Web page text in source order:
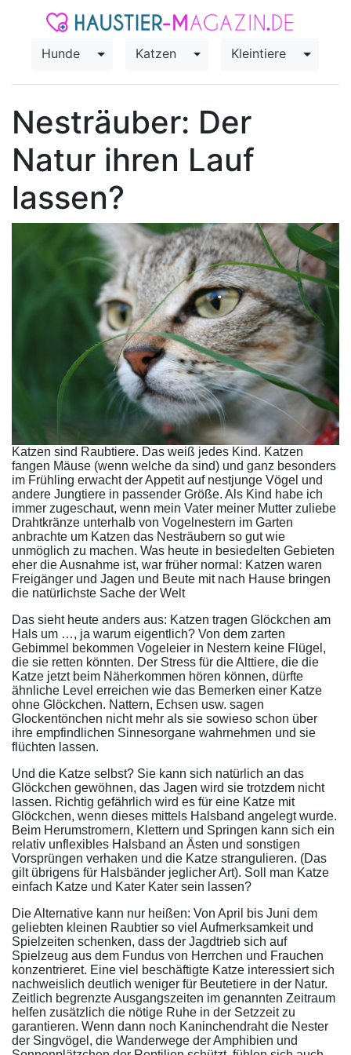
Hunde Toggle Dropdown
Katzen Toggle Dropdown
Kleintiere Toggle
Nesträuber: Der
Natur ihren Lauf
lassen?
Katzen sind Raubtiere. Das weiß jedes Kind. Katzen
fangen Mäuse (wenn welche da sind) und ganz besonders
im Frühling erwacht der Appetit auf nestjunge Vögel und
andere Jungtiere in passender Größe. Als Kind habe ich
immer zugeschaut, wenn mein Vater meiner Mutter zuliebe
Drahtkränze unterhalb von Vogelnestern im Garten
anbrachte um Katzen das Nesträubern so gut wie
unmöglich zu machen. Was heute in besiedelten Gebieten
eher die Ausnahme ist, war früher normal: Katzen waren
Freigänger und Jagen und Beute mit nach Hause bringen
die natürlichste Sache der Welt
Das sieht heute anders aus: Katzen tragen Glöckchen am
Hals um …, ja warum eigentlich? Von dem zarten
Gebimmel bekommen Vogeleier in Nestern keine Flügel,
die sie retten könnten. Der Stress für die Alttiere, die die
Katze jetzt beim Näherkommen hören können, dürfte
ähnliche Level erreichen wie das Bemerken einer Katze
ohne Glöckchen. Nattern, Echsen usw. sagen
Glockentönchen nicht mehr als sie sowieso schon über
ihre empfindlichen Sinnesorgane wahrnehmen und sie
flüchten lassen.
Und die Katze selbst? Sie kann sich natürlich an das
Glöckchen gewöhnen, das Jagen wird sie trotzdem nicht
lassen. Richtig gefährlich wird es für eine Katze mit
Glöckchen, wenn dieses mittels Halsband angelegt wurde.
Beim Herumstromern, Klettern und Springen kann sich ein
relativ unflexibles Halsband an Ästen und sonstigen
Vorsprüngen verhaken und die Katze strangulieren. (Das
gilt übrigens für Halsbänder jeglicher Art). Soll man Katze
einfach Katze und Kater Kater sein lassen?
Die Alternative kann nur heißen: Von April bis Juni dem
geliebten kleinen Raubtier so viel Aufmerksamkeit und
Spielzeiten schenken, dass der Jagdtrieb sich auf
Spielzeug aus dem Fundus von Herrchen und Frauchen
konzentrieret. Eine viel beschäftigte Katze interessiert sich
nachweislich deutlich weniger für Beutetiere in der Natur.
Zeitlich begrenzte Ausgangszeiten im genannten Zeitraum
helfen zusätzlich die nötige Ruhe in der Setzzeit zu
garantieren. Wenn dann noch Kaninchendraht die Nester
der Singvögel, die Wanderwege der Amphibien und